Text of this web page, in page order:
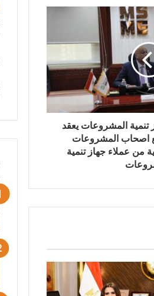
تنمية المشروعات يعقد
اصحاب المشروعات
من عملاء جهاز تنمية